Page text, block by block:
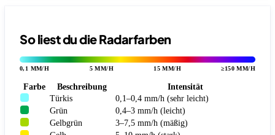
So liest du die Radarfarben
0,1 MM/H 5 MM/H 15 MM/H ≥150 MM/H
Farbe Beschreibung
Intensität
Türkis
0,1–0,4 mm/h (sehr leicht)
Grün
0,4–3 mm/h (leicht)
Gelbgrün
3–7,5 mm/h (mäßig)